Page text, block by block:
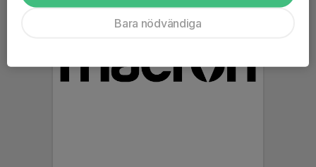
Bara nödvändiga